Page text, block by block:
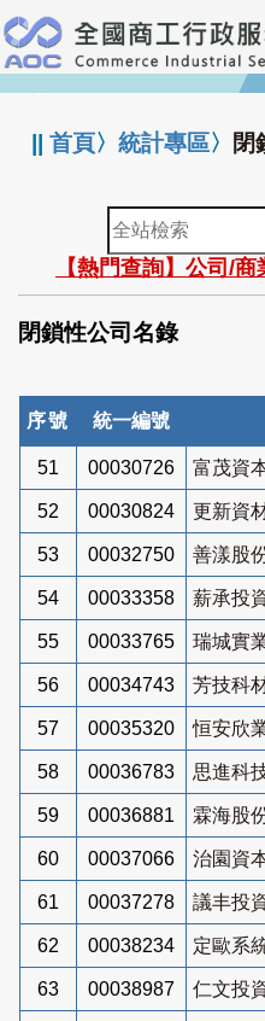
跳
到
主
要
:::
||首頁〉統計專區〉 閉
全
站
檢
索
【熱門查詢】公司/
閉鎖性公司名錄
序號 統一編號
51 00030726 富茂資
52 00030824 更新資
53 00032750 善漾股
54 00033358 薪承投
55 00033765 瑞城實
56 00034743 芳技科
57 00035320 恒安欣
58 00036783 思進科
59 00036881 霖海股
60 00037066 治園資
61 00037278 議丰投
62 00038234 定歐系
63 00038987 仁文投